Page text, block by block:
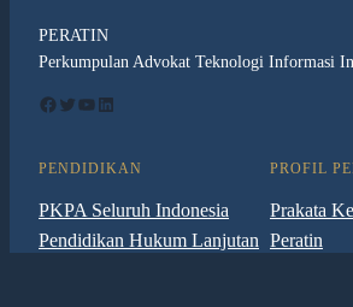
PERATIN
Perkumpulan Advokat Teknologi Informasi
Facebook Twitter YouTube LinkedIn
PENDIDIKAN
PKPA Seluruh Indonesia
Pendidikan Hukum Lanjutan
PROFIL
Prakata
Peratin